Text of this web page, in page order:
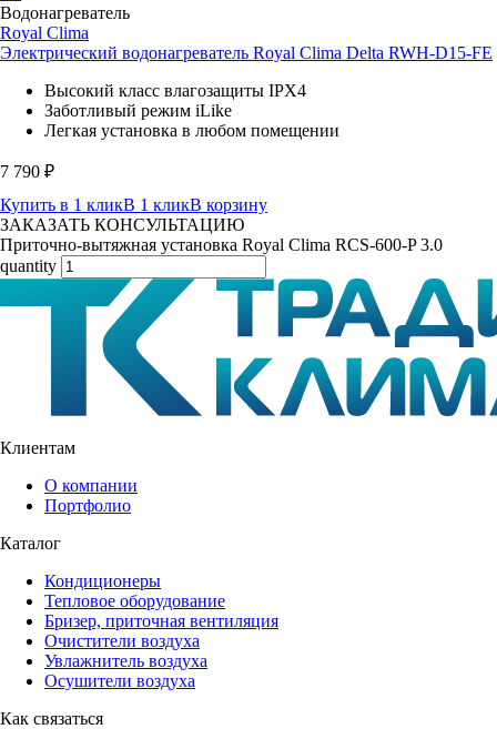
Водонагреватель
Royal Clima
Электрический водонагреватель Royal Clima Delta RWH-D15-FE
Высокий класс влагозащиты IPX4
Заботливый режим iLike
Легкая установка в любом помещении
7 790 ₽
Купить в 1 кликВ 1 кликВ корзину
ЗАКАЗАТЬ КОНСУЛЬТАЦИЮ
Приточно-вытяжная установка Royal Clima RCS-600-P 3.0
quantity
Клиентам
О компании
Портфолио
Каталог
Кондиционеры
Тепловое оборудование
Бризер, приточная вентиляция
Очистители воздуха
Увлажнитель воздуха
Осушители воздуха
Как связаться